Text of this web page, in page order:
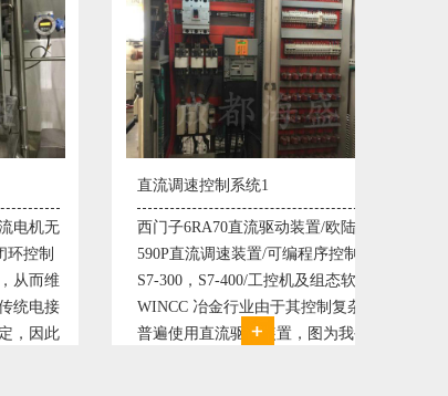
直流调速控制系统1
西门子6RA70直流驱动装置/欧陆
590P直流调速装置/可编程序控制器
S7-300，S7-400/工控机及组态软件
WINCC 冶金行业由于其控制复杂性
普遍使用直流驱动装置，图为我公司